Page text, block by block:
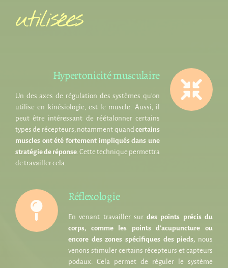
utilisées
Hypertonicité musculaire
Un des axes de régulation des systèmes qu’on
utilise en kinésiologie, est le muscle. Aussi, il
peut être intéressant de réétalonner certains
types de récepteurs, notamment quandcertains
muscles ont été fortement impliqués dans une
stratégie de réponse . Cette technique permettra
de travailler cela.
Réflexologie
En venant travailler surdes points précis du
corps, comme les points d’acupuncture ou
encore des zones spécifiques des pieds, nous
venons stimuler certains récepteurs et capteurs
podaux. Cela permet de réguler le système